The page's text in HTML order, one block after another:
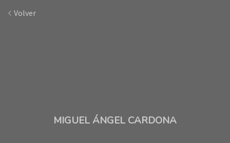
Volver
MIGUEL ÁNGEL CARDONA